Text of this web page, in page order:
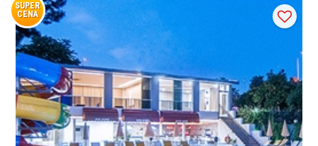
SUPER
CENA